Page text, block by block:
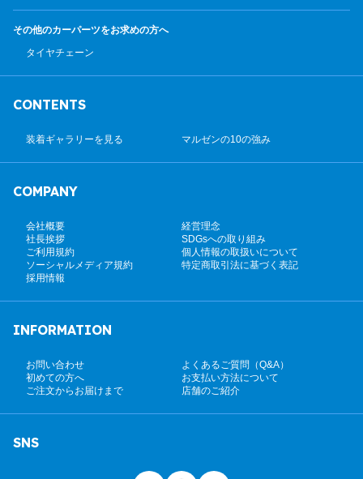
その他のカーパーツをお求めの方へ
タイヤチェーン
CONTENTS
装着ギャラリーを見る マルゼンの10の強み
COMPANY
会社概要
経営理念
社長挨拶
SDGsへの取り組み
ご利用規約
個人情報の取扱いについて
ソーシャルメディア規約
特定商取引法に基づく表記
採用情報
INFORMATION
お問い合わせ
よくあるご質問（Q&A）
初めての方へ
お支払い方法について
ご注文からお届けまで
店舗のご紹介
SNS